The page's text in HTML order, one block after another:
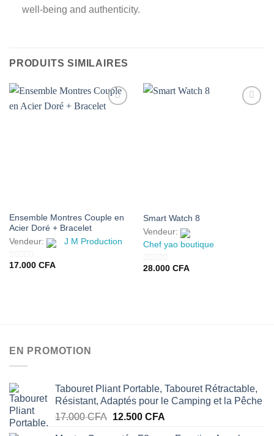
well-being and authenticity.
PRODUITS SIMILAIRES
Ensemble Montres Couple en
Acier Doré + Bracelet
Vendeur:
J M Production
0
17.000 CFA
Smart Watch 8
Vendeur:
Chef yao boutique
0
28.000 CFA
EN PROMOTION
Tabouret Pliant Portable, Tabouret Rétractable,
Résistant, Adaptés pour le Camping et la Pêche
17.000CFA Le
12.500 CFALe